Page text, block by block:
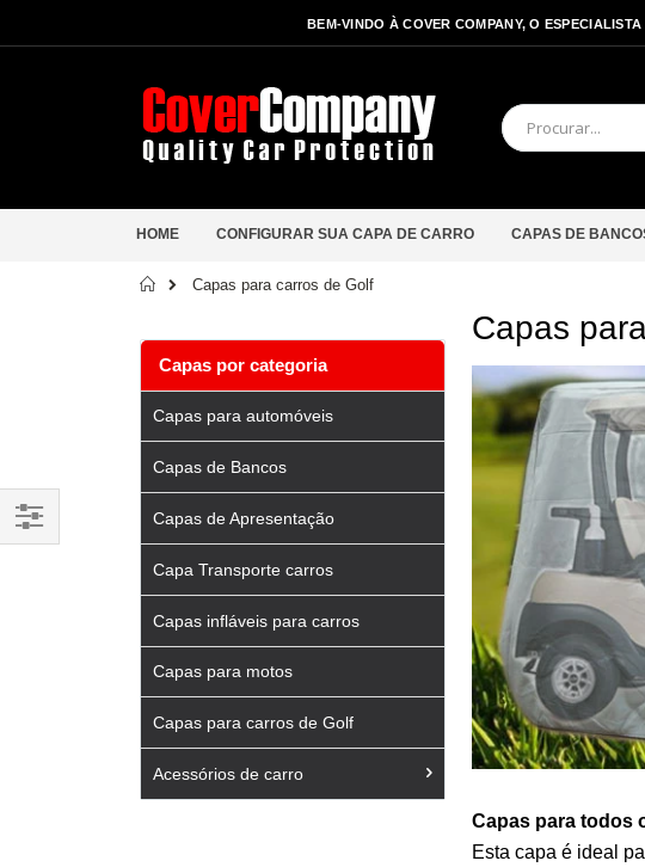
BEM-VINDO À COVER COMPANY, O
HOME CONFIGURAR SUA CAPA DE CARRO CAPAS DE
InícioCapas para carros de Golf
Capas
Capas para todos
Esta capa é ideal
Capas por categoria
Capas para automóveis
Capas de Bancos
Capas de Apresentação
Capa Transporte carros
Capas infláveis para carros
Capas para motos
Capas para carros de Golf
Acessórios de carro
Filtrar